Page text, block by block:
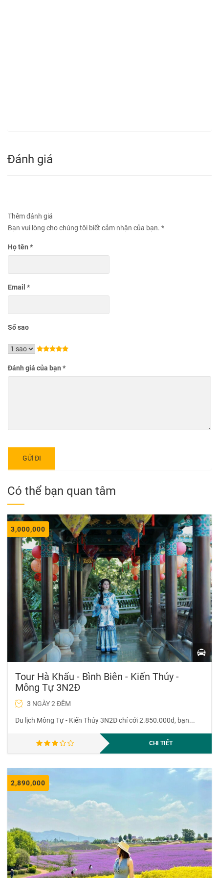
Đánh giá
Thêm đánh giá
Bạn vui lòng cho chúng tôi biết cảm nhận của bạn. *
Họ tên *
Email *
Số sao
Đánh giá của bạn *
Có thể bạn quan tâm
3,000,000
Tour Hà Khẩu - Bình Biên - Kiến Thủy -
Mông Tự 3N2Đ
3 NGÀY 2 ĐÊM
Du lịch Mông Tự - Kiến Thủy 3N2Đ chỉ cới 2.850.000đ, bạn...
CHI TIẾT
2,890,000